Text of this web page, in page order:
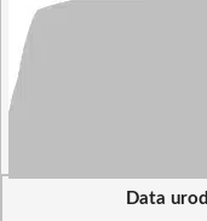
Data